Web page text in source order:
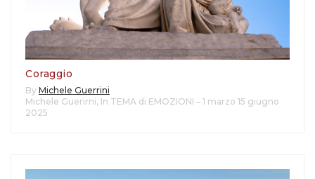
Coraggio
By Michele Guerrini
Michele Guerirni, In TEMA di EMOZIONI – 1 marzo 15 giugno
2025